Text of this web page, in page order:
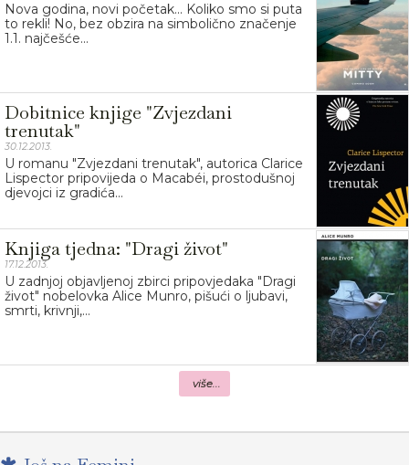
Nova godina, novi početak... Koliko smo si puta
to rekli! No, bez obzira na simbolično značenje
1.1. najčešće...
Dobitnice knjige "Zvjezdani
trenutak"
30.12.2013.
U romanu "Zvjezdani trenutak", autorica Clarice
Lispector pripovijeda o Macabéi, prostodušnoj
djevojci iz gradića...
Knjiga tjedna: "Dragi život"
17.12.2013.
U zadnjoj objavljenoj zbirci pripovjedaka "Dragi
život" nobelovka Alice Munro, pišući o ljubavi,
smrti, krivnji,...
više...